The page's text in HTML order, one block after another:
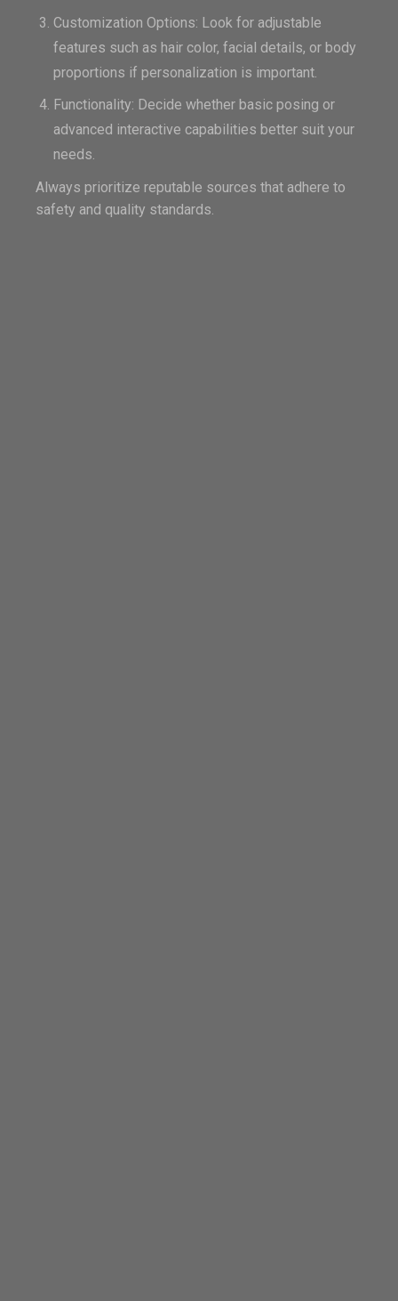
Customization Options: Look for adjustable
features such as hair color, facial details, or body
proportions if personalization is important.
Functionality: Decide whether basic posing or
advanced interactive capabilities better suit your
needs.
Always prioritize reputable sources that adhere to
safety and quality standards.